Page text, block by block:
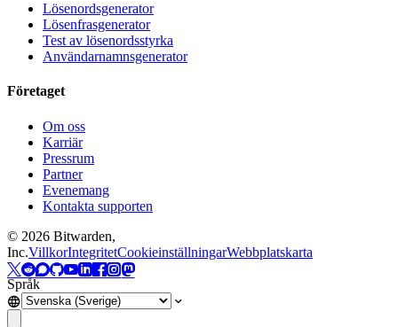
Lösenordsgenerator
Lösenfrasgenerator
Test av lösenordsstyrka
Användarnamnsgenerator
Företaget
Om oss
Karriär
Pressrum
Partner
Evenemang
Kontakta supporten
© 2026 Bitwarden,
Inc.VillkorIntegritetCookieinställningarWebbplatskarta
Språk